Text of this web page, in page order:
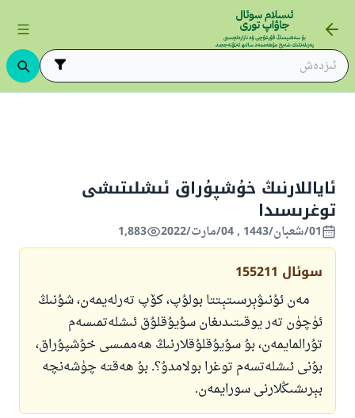
ئاياللارنىڭ خۇشپۇراق ئىشلىتىشى
توغرىسىدا
01/شعبان/1443 , 04/مارت/2022 1,883
سوئال 155211
مەن ئۇنىۋېرسىتېتتا بولۇپ، كۆپ تەرلەيمەن، شۇنىڭ
ئۈچۈن تەر يوقىتىدىغان سۇيۇقلۇق ئىشلەتمىسەم
تۇرالمايمەن، بۇ سۇيۇقلۇقلارنىڭ ھەممىسى خۇشپۇراق،
بۇنى ئىشلەتسەم توغرا بولامدۇ؟. بۇ ھەقتە چۈشەنچە
بېرىشىڭلارنى سورايمەن.